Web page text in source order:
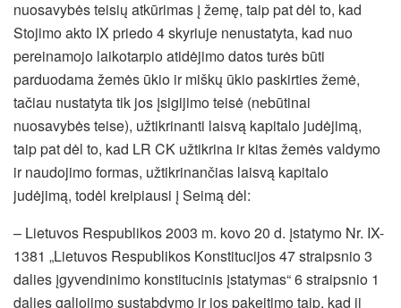
nuosavybės teisių atkūrimas į žemę, taip pat dėl to, kad
Stojimo akto IX priedo 4 skyriuje nenustatyta, kad nuo
pereinamojo laikotarpio atidėjimo datos turės būti
parduodama žemės ūkio ir miškų ūkio paskirties žemė,
tačiau nustatyta tik jos įsigijimo teisė (nebūtinai
nuosavybės teise), užtikrinanti laisvą kapitalo judėjimą,
taip pat dėl to, kad LR CK užtikrina ir kitas žemės valdymo
ir naudojimo formas, užtikrinančias laisvą kapitalo
judėjimą, todėl kreipiausi į Seimą dėl:
– Lietuvos Respublikos 2003 m. kovo 20 d. įstatymo Nr. IX-
1381 „Lietuvos Respublikos Konstitucijos 47 straipsnio 3
dalies įgyvendinimo konstitucinis įstatymas“ 6 straipsnio 1
dalies galiojimo sustabdymo ir jos pakeitimo taip, kad ji